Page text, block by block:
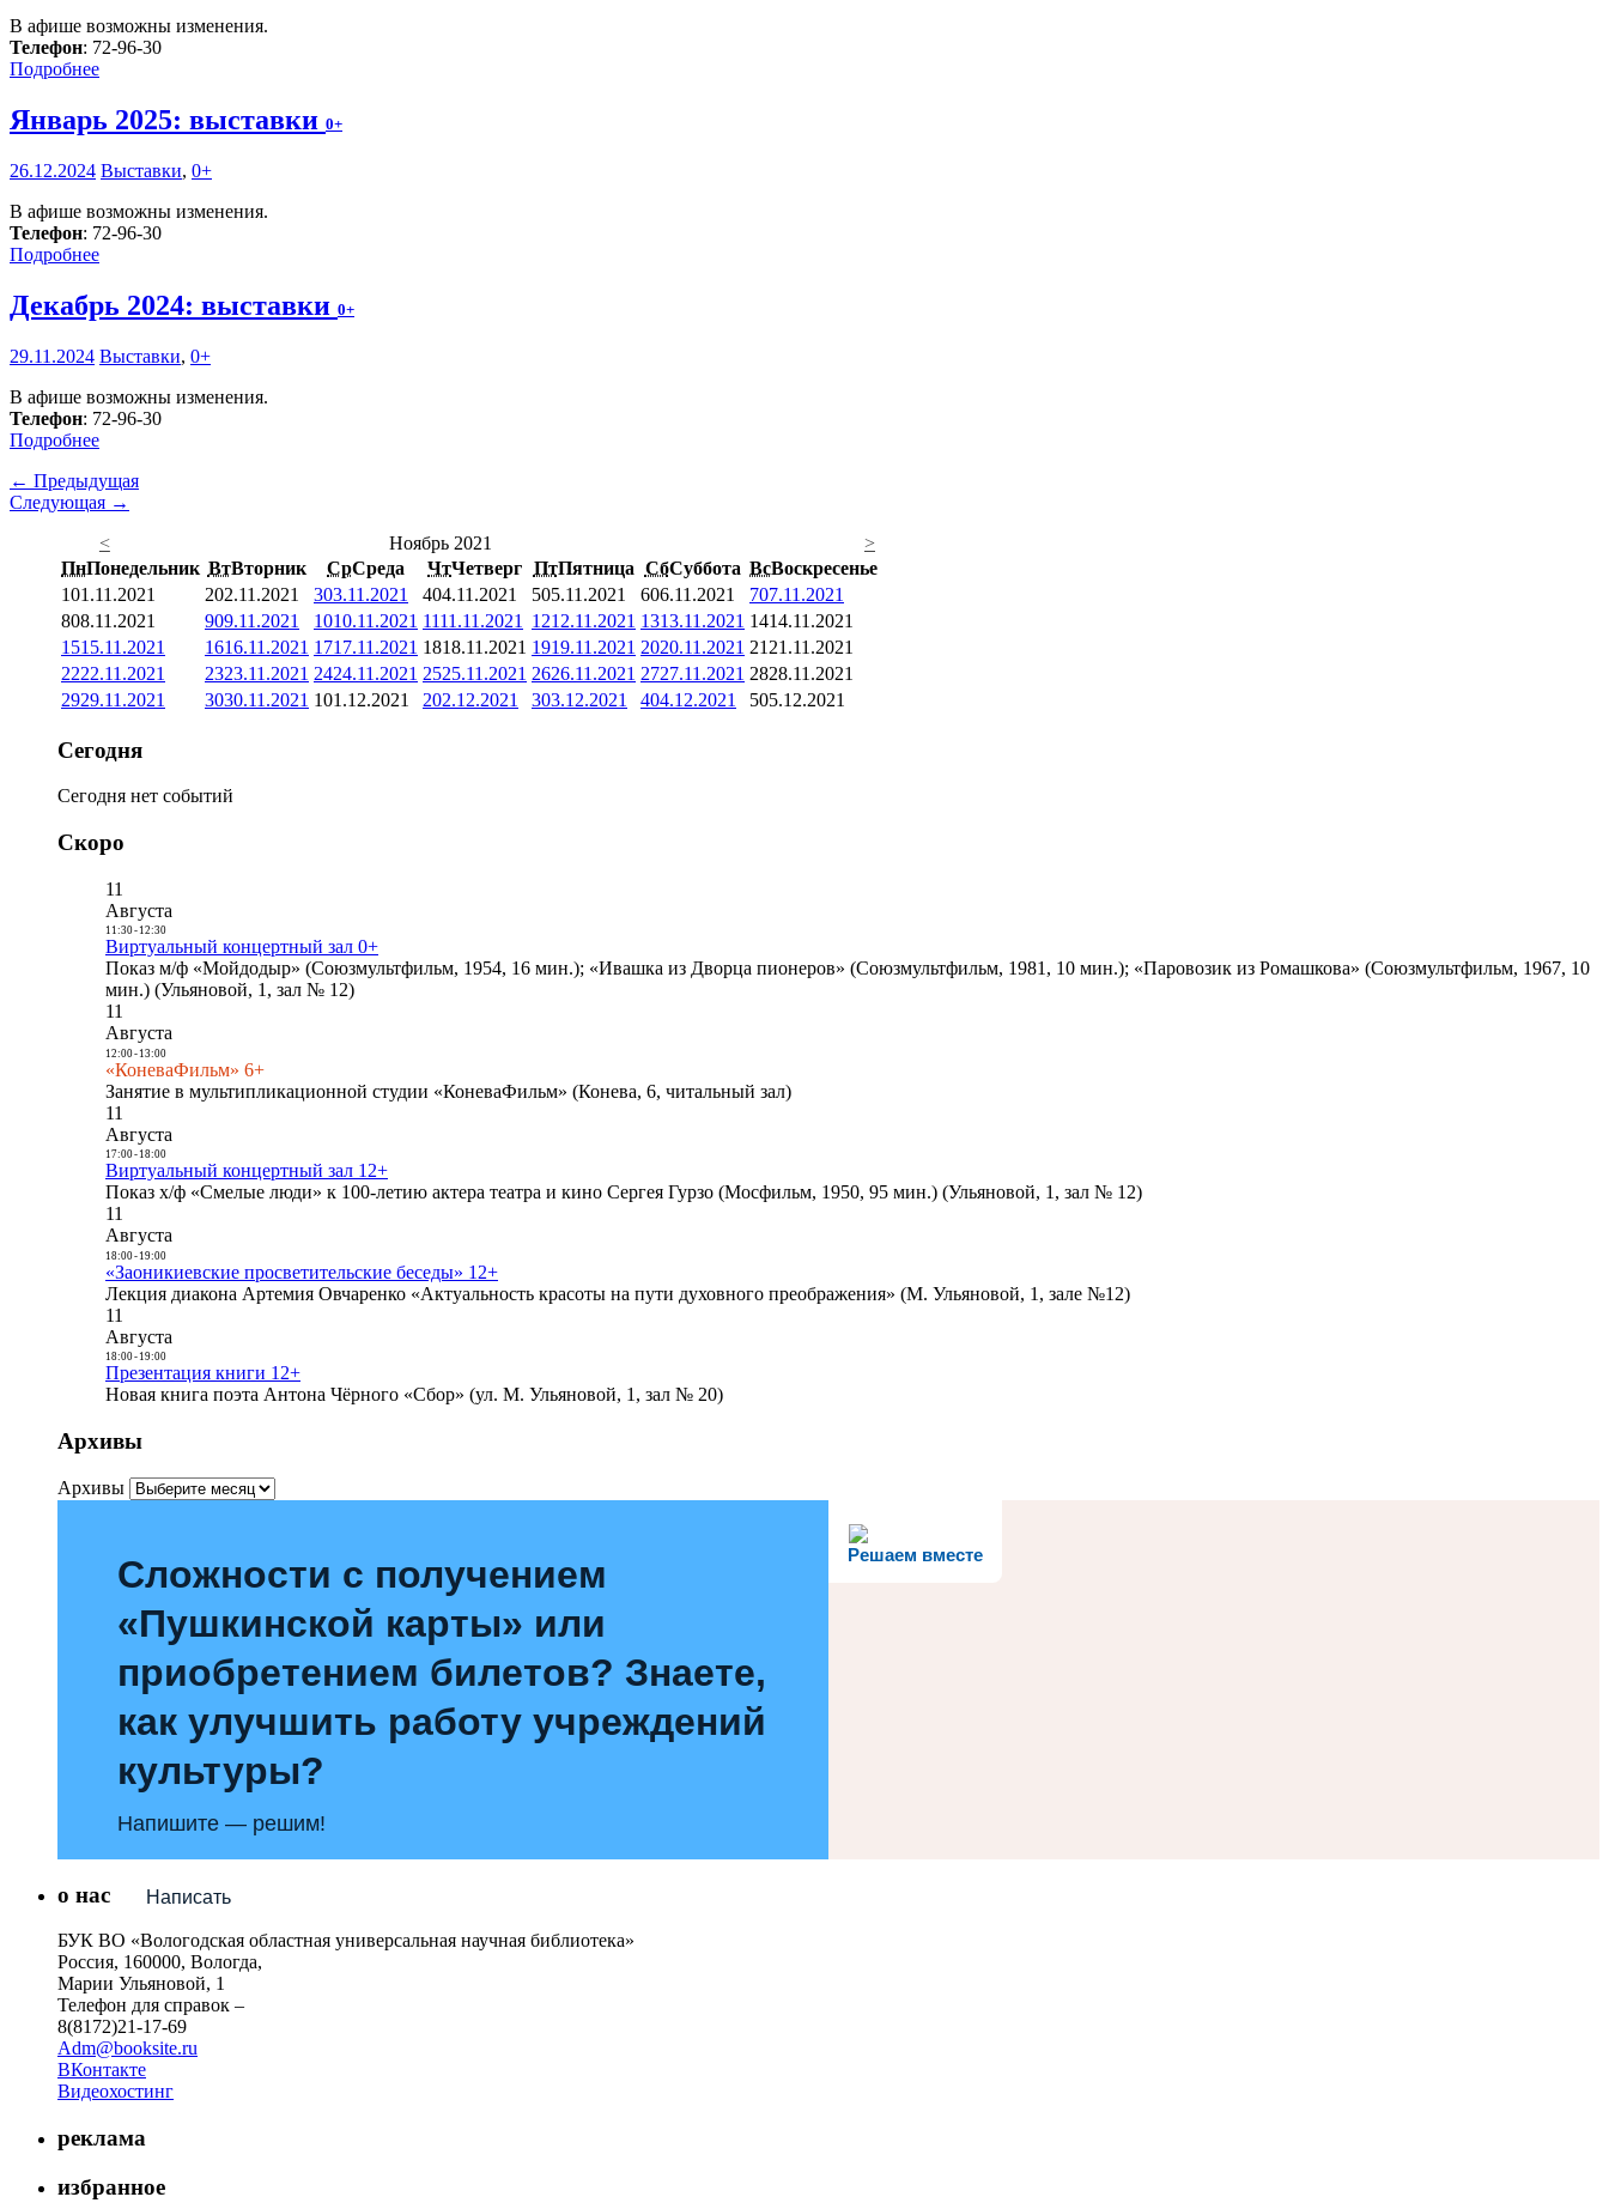
В афише возможны изменения.
Телефон: 72-96-30
Подробнее
Январь 2025: выставки 0+
26.12.2024 Выставки, 0+
В афише возможны изменения.
Телефон: 72-96-30
Подробнее
Декабрь 2024: выставки 0+
29.11.2024 Выставки, 0+
В афише возможны изменения.
Телефон: 72-96-30
Подробнее
← Предыдущая
Следующая →
<
Ноябрь 2021
>
ПнПонедельник ВтВторник СрСреда ЧтЧетверг ПтПятница СбСуббота ВсВоскресенье
101.11.2021 202.11.2021 303.11.2021 404.11.2021 505.11.2021 606.11.2021 707.11.2021
808.11.2021 909.11.2021 1010.11.2021 1111.11.2021 1212.11.2021 1313.11.2021 1414.11.2021
1515.11.2021 1616.11.2021 1717.11.2021 1818.11.2021 1919.11.2021 2020.11.2021 21 21.11.2021
2222.11.2021 2323.11.2021 2424.11.2021 2525.11.2021 2626.11.2021 2727.11.2021 2828.11.2021
2929.11.2021 3030.11.2021 101.12.2021 202.12.2021 303.12.2021 404.12.2021 505.12.2021
Сегодня
Сегодня нет событий
Скоро
11
Августа
11:30- 12:30
Виртуальный концертный зал 0+
Показ м/ф «Мойдодыр» (Союзмультфильм, 1954, 16 мин.); «Ивашка из Дворца пионеров» (Союзмультфильм, 1981, 10 мин.); «Паровозик из Ромашкова» (Союзмультфильм, 1967, 10
мин.) (Ульяновой, 1, зал № 12)
11
Августа
12:00- 13:00
«КоневаФильм» 6+
Занятие в мультипликационной студии «КоневаФильм» (Конева, 6, читальный зал)
11
Августа
17:00- 18:00
Виртуальный концертный зал 12+
Показ х/ф «Смелые люди» к 100-летию актера театра и кино Сергея Гурзо (Мосфильм, 1950, 95 мин.) (Ульяновой, 1, зал № 12)
11
Августа
18:00- 19:00
«Заоникиевские просветительские беседы» 12+
Лекция диакона Артемия Овчаренко «Актуальность красоты на пути духовного преображения» (М. Ульяновой, 1, зале №12)
11
Августа
18:00- 19:00
Презентация книги 12+
Новая книга поэта Антона Чёрного «Сбор» (ул. М. Ульяновой, 1, зал № 20)
Архивы
Архивы
Решаем вместе
Сложности с получением
«Пушкинской карты» или
приобретением билетов? Знаете,
как улучшить работу учреждений
культуры?
Напишите — решим!
Написать
о нас
БУК ВО «Вологодская областная универсальная научная библиотека»
Россия, 160000, Вологда,
Марии Ульяновой, 1
Телефон для справок –
8(8172)21-17-69
Adm@booksite.ru
ВКонтакте
Видеохостинг
реклама
избранное